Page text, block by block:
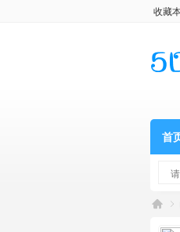
收藏
首